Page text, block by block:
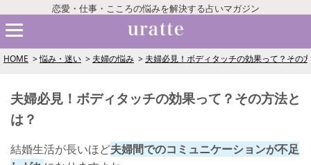
恋愛・仕事・こころの悩みを解決する占いマガジン
HOME 悩み・迷い 夫婦の悩み 夫婦必見！ボディタッチの効果って？その
夫婦必見！ボディタッチの効果って？その方法と
は？
結婚生活が長いほど夫婦間でのコミュニケーションが不足